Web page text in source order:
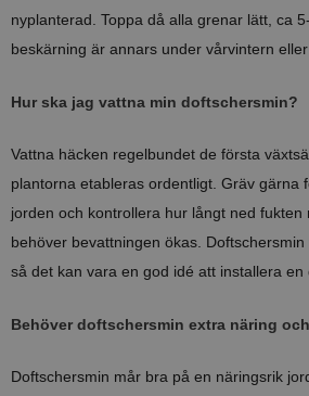
nyplanterad. Toppa då alla grenar lätt, ca
beskärning är annars under vårvintern
Hur ska jag vattna min doftschersmin?
Vattna häcken regelbundet de första
plantorna etableras ordentligt. Gräv gärna
jorden och kontrollera hur långt ned
behöver bevattningen ökas.
så det kan vara en god idé att installera en
Behöver doftschersmin extra näring
Doftschersmin mår bra på en näringsrik